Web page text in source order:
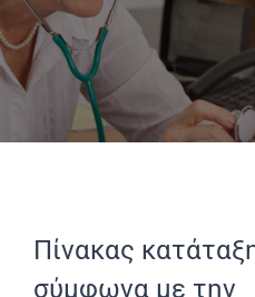
Πίνακας
σύμφωνα με την